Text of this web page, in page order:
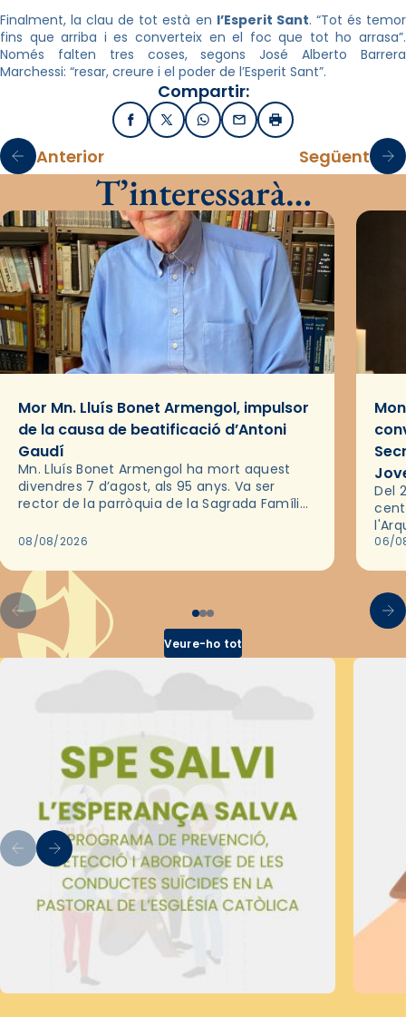
Finalment, la clau de tot està en l’Esperit Sant. “Tot és temor
fins que arriba i es converteix en el foc que tot ho arrasa”.
Només falten tres coses, segons José Alberto Barrera
Marchessi: “resar, creure i el poder de l’Esperit Sant”.
Compartir:
FacebookX / TwitterWhatsApp
EmailImprimir
Anterior Següent
T’interessarà…
Mor Mn. Lluís Bonet Armengol, impulsor
de la causa de beatificació d’Antoni
Gaudí
Mn. Lluís Bonet Armengol ha mort aquest
divendres 7 d’agost, als 95 anys. Va ser
rector de la parròquia de la Sagrada Família
2018,…
08/08/2026
Del
les
06/
Veure-ho tot